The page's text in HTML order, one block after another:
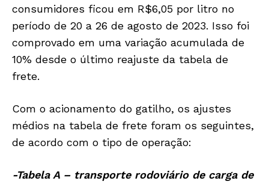
consumidores ficou em R$6,05 por litro no
período de 20 a 26 de agosto de 2023. Isso foi
comprovado em uma variação acumulada de
10% desde o último reajuste da tabela de
frete.
Com o acionamento do gatilho, os ajustes
médios na tabela de frete foram os seguintes,
de acordo com o tipo de operação:
-Tabela A – transporte rodoviário de carga de